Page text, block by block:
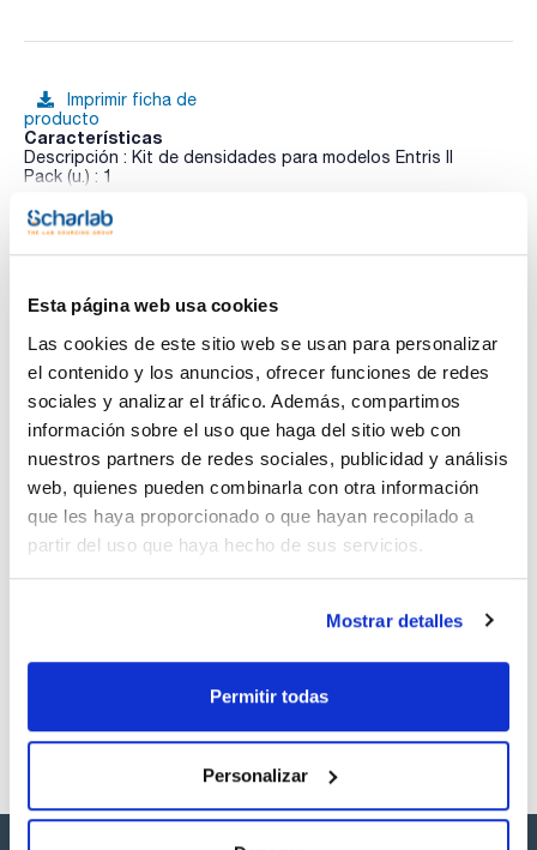
Esta página web usa cookies
Las cookies de este sitio web se usan para personalizar
el contenido y los anuncios, ofrecer funciones de redes
sociales y analizar el tráfico. Además, compartimos
información sobre el uso que haga del sitio web con
nuestros partners de redes sociales, publicidad y análisis
web, quienes pueden combinarla con otra información
que les haya proporcionado o que hayan recopilado a
partir del uso que haya hecho de sus servicios.
Mostrar detalles
Permitir todas
Personalizar
Imprimir ficha de
producto
Características
Descripción : Kit de densidades para modelos Entris II
Pack (u.) : 1
Accesorios para balanzas ENTRIS II, PRACTUM, QUINTIX,
SECURA y CUBIS II
Ver más
Documentación técnica
TDS / Ficha técnica
Regístrate para
descargas
COA
Regístrate para
descargas
SDS/ Hoja de seguridad
Regístrate para
descargas
productos marca Scharlau habitualmente en stock,